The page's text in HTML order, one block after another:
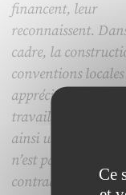
financent, leur
reconnaissent.
cadre, la
conventions
apprécier l’impact
travail associatif
ainsi un enjeu
n’est pas sans
contradictions que
Ce